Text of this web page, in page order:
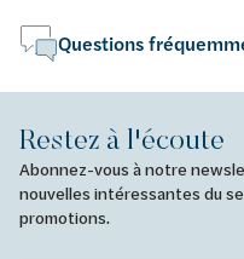
Questions
Restez à l'écoute
Abonnez-vous à notre
nouvelles intéressantes du
promotions.